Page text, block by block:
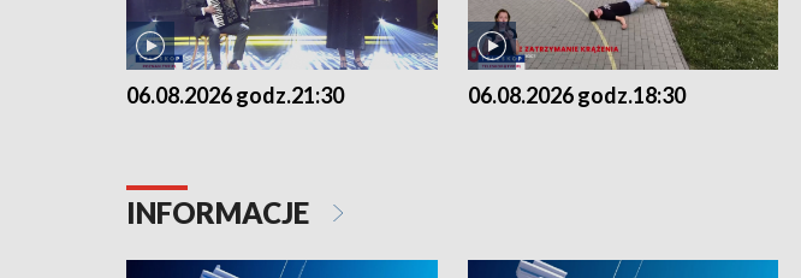
06.08.2026 godz.21:30 06.08.2026 godz.18:30
INFORMACJE